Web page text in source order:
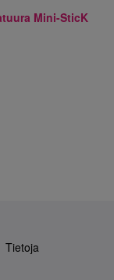
Mini-SticK
Tietoja